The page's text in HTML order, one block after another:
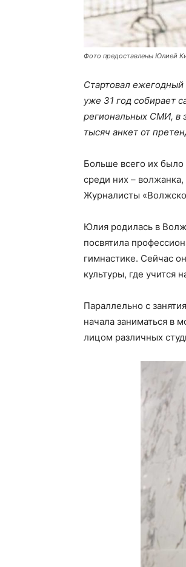
Фото предоставлены Юлией
Стартовал
уже 31 год собирает
региональных СМИ, в
тысяч анкет от
Больше всего их было
среди них – волжанка,
Журналисты
Юлия родилась в
посвятила
гимнастике. Сейчас
культуры, где учится
Параллельно с
начала заниматься в
лицом различных